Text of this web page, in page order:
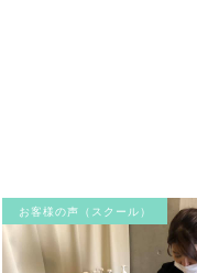
お客様の声（スクール）